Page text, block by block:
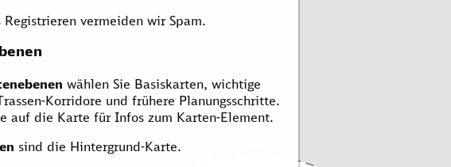
Registrieren vermeiden wir Spam.
wählen Sie Basiskarten, wichtige
Korridore und frühere Planungsschritte.
auf die Karte für Infos zum Karten-Element.
sind die Hintergrund-Karte.